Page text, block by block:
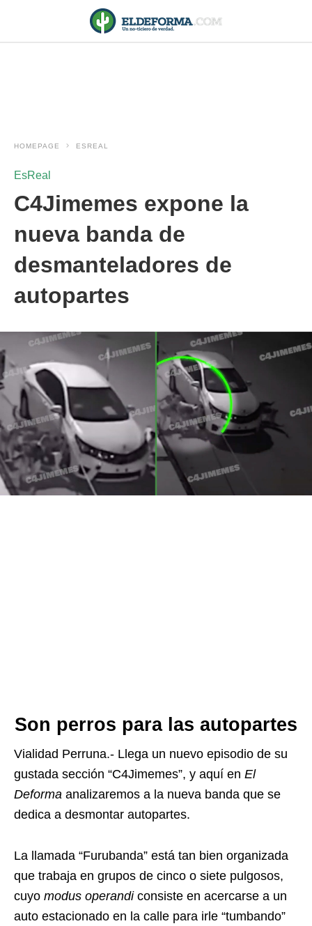
HOMEPAGE ESREAL
EsReal
C4Jimemes expone la
nueva banda de
desmanteladores de
autopartes
Son perros para las autopartes
Vialidad Perruna.- Llega un nuevo episodio de su
gustada sección “C4Jimemes”, y aquí en El
Deforma analizaremos a la nueva banda que se
dedica a desmontar autopartes.
La llamada “Furubanda” está tan bien organizada
que trabaja en grupos de cinco o siete pulgosos,
cuyo modus operandiconsiste en acercarse a un
auto estacionado en la calle para irle “tumbando”